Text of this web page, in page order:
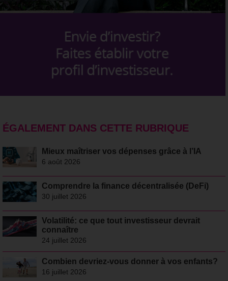
ÉGALEMENT DANS CETTE RUBRIQUE
Mieux maîtriser vos dépenses grâce à l’IA
6 août 2026
Comprendre la finance décentralisée (DeFi)
30 juillet 2026
Volatilité: ce que tout investisseur devrait
connaître
24 juillet 2026
Combien devriez-vous donner à vos enfants?
16 juillet 2026